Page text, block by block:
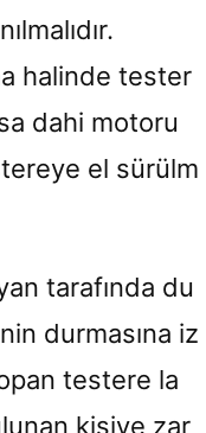
halinde tester
dahi motoru
el sürülm
tarafında du
durmasına iz
testere la
kişiye zar